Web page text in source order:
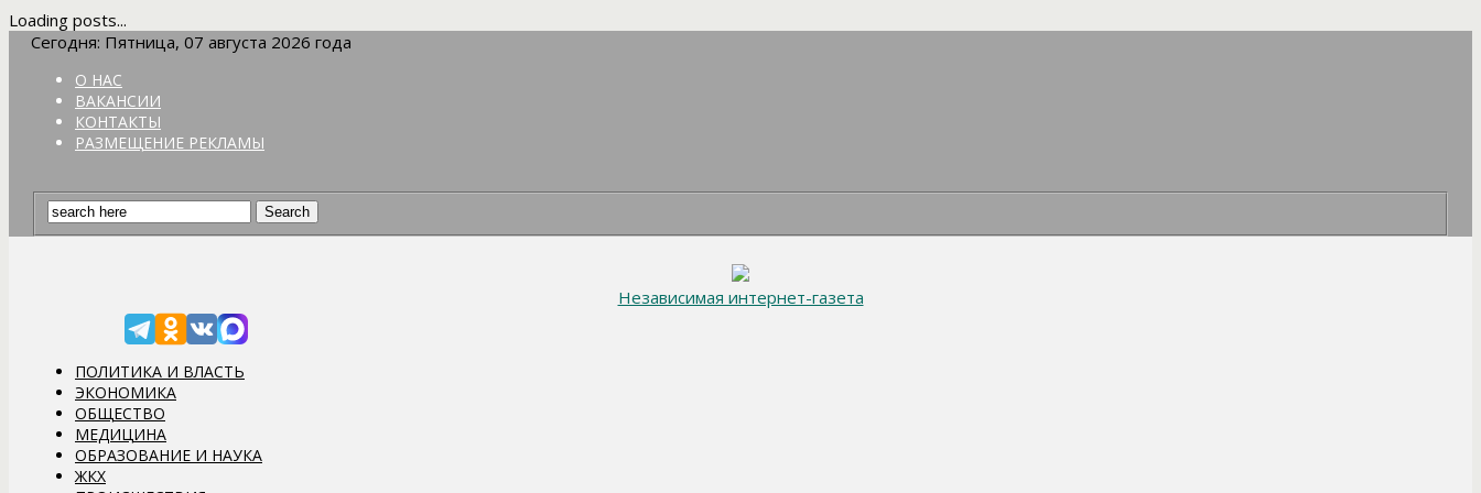
Loading posts...
Сегодня: Пятница, 07 августа 2026 года
О НАС
ВАКАНСИИ
КОНТАКТЫ
РАЗМЕЩЕНИЕ РЕКЛАМЫ
Независимая интернет-газета
ПОЛИТИКА И ВЛАСТЬ
ЭКОНОМИКА
ОБЩЕСТВО
МЕДИЦИНА
ОБРАЗОВАНИЕ И НАУКА
ЖКХ